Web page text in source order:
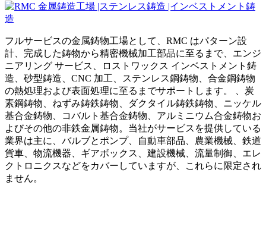
フルサービスの金属鋳物工場として、RMC はパターン設
計、完成した鋳物から精密機械加工部品に至るまで、エンジ
ニアリング サービス、ロストワックス インベストメント鋳
造、砂型鋳造、CNC 加工、ステンレス鋼鋳物、合金鋼鋳物
の熱処理および表面処理に至るまでサポートします。 、炭
素鋼鋳物、ねずみ鋳鉄鋳物、ダクタイル鋳鉄鋳物、ニッケル
基合金鋳物、コバルト基合金鋳物、アルミニウム合金鋳物お
よびその他の非鉄金属鋳物。当社がサービスを提供している
業界は主に、バルブとポンプ、自動車部品、農業機械、鉄道
貨車、物流機器、ギアボックス、建設機械、流量制御、エレ
クトロニクスなどをカバーしていますが、これらに限定され
ません。